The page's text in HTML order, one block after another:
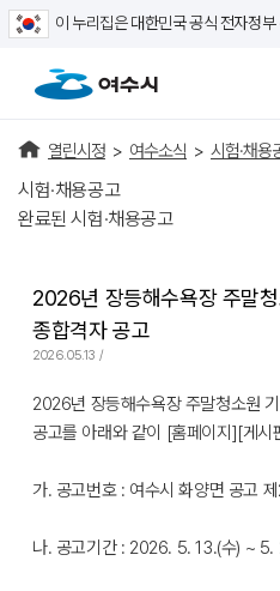
이 누리집은 대한민국 공식 전자정
열린시정 > 여수소식 > 시험·채용
시험·채용공고
완료된 시험·채용공고
2026년 장등해수욕장 주말
종합격자 공고
2026.05.13 /
2026년 장등해수욕장 주말청소원
공고를 아래와 같이 [홈페이지][게
가. 공고번호 : 여수시 화양면 공고
나. 공고기간 : 2026. 5. 13.(수) ~ 5.